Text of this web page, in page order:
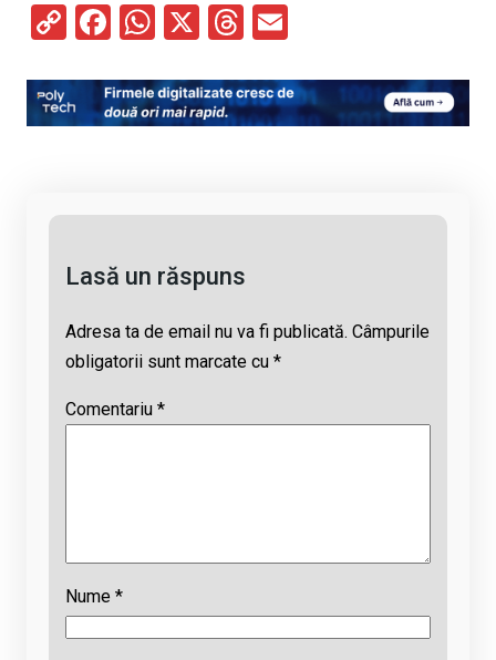
C
py
Li
F
ce
b
W
at
s
X
T
e
a
ail
Lasă un răspuns
Adresa ta de email nu va fi publicată. Câmpurile
obligatorii sunt marcate cu *
Comentariu *
Nume *